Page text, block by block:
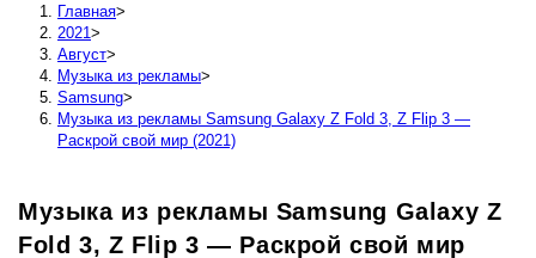
Главная>
2021 >
Август>
Музыка из рекламы>
Samsung>
Музыка из рекламы Samsung Galaxy Z Fold 3, Z Flip 3 —
Раскрой свой мир (2021)
Музыка из рекламы Samsung Galaxy Z
Fold 3, Z Flip 3 — Раскрой свой мир